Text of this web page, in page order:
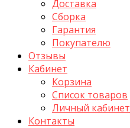
Доставка
Сборка
Гарантия
Покупателю
Отзывы
Кабинет
Корзина
Список товаров
Личный кабинет
Контакты